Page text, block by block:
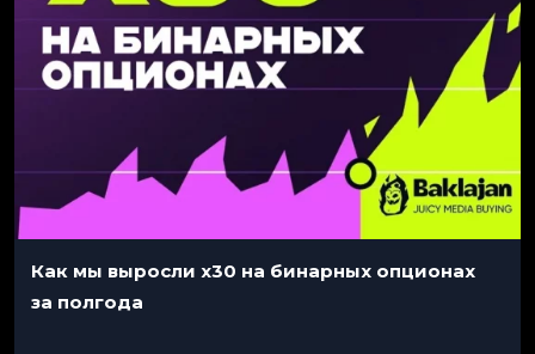
Как мы выросли x30 на бинарных опционах
за полгода